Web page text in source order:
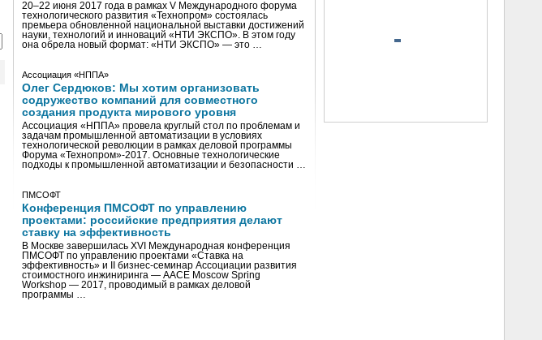
20–22 июня 2017 года в рамках V Международного форума
технологического развития «Технопром» состоялась
премьера обновленной национальной выставки достижений
науки, технологий и инноваций «НТИ ЭКСПО». В этом году
она обрела новый формат: «НТИ ЭКСПО» — это …
Ассоциация «НППА»
Олег Сердюков: Мы хотим организовать
содружество компаний для совместного
создания продукта мирового уровня
Ассоциация «НППА» провела круглый стол по проблемам и
задачам промышленной автоматизации в условиях
технологической революции в рамках деловой программы
Форума «Технопром»-2017. Основные технологические
подходы к промышленной автоматизации и безопасности …
ПМСОФТ
Конференция ПМСОФТ по управлению
проектами: российские предприятия делают
ставку на эффективность
В Москве завершилась XVI Международная конференция
ПМСОФТ по управлению проектами «Ставка на
эффективность» и II бизнес-семинар Ассоциации развития
стоимостного инжиниринга — AACE Moscow Spring
Workshop — 2017, проводимый в рамках деловой
программы …